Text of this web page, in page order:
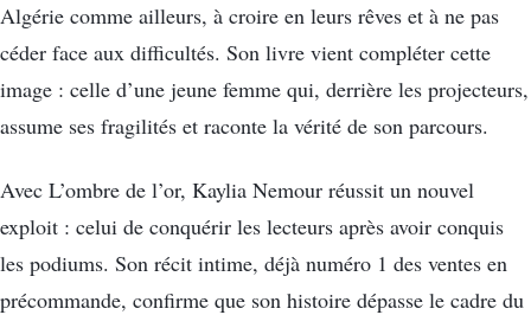
Algérie comme ailleurs, à croire en leurs rêves et à ne pas
céder face aux difficultés. Son livre vient compléter cette
image : celle d’une jeune femme qui, derrière les projecteurs,
assume ses fragilités et raconte la vérité de son parcours.
Avec L’ombre de l’or, Kaylia Nemour réussit un nouvel
exploit : celui de conquérir les lecteurs après avoir conquis
les podiums. Son récit intime, déjà numéro 1 des ventes en
précommande, confirme que son histoire dépasse le cadre du